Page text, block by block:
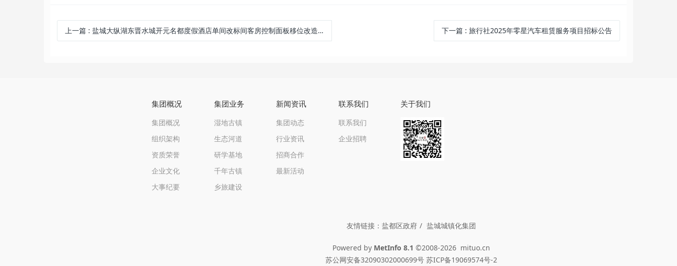
上一篇 :盐城大纵湖东晋水城开元名都度假酒店单间改标间客房控制面板移位改造项目（二次）招标公告 下一篇: 旅行社2025年零星汽车租赁服务项目招标公告
集团概况
集团概况
组织架构
资质荣誉
企业文化
大事纪要
集团业务
湿地古镇
生态河道
研学基地
千年古镇
乡旅建设
新闻资讯
集团动态
行业资讯
招商合作
最新活动
联系我们
联系我们
企业招聘
关于我们
友情链接： 盐都区政府 盐城城镇化集团
Powered by MetInfo 8.1 ©2008-2026 mituo.cn
苏公网安备32090302000699号 苏ICP备19069574号-2